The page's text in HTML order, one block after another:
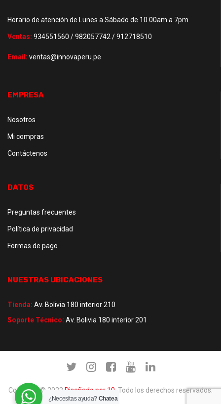
Horario de atención de Lunes a Sábado de 10.00am a 7pm
Ventas: 934551560 / 982057742 / 912718510
Email: ventas@innovaperu.pe
EMPRESA
Nosotros
Mi compras
Contáctenos
DATOS
Preguntas frecuentes
Política de privacidad
Formas de pago
NUESTRAS UBICACIONES
Tienda: Av. Bolivia 180 interior 210
Soporte Técnico: Av. Bolivia 180 interior 201
Copyright © 2022 Diseñado por 10 . Todo los derechos reservados.
¿Necesitas ayuda? Chatea